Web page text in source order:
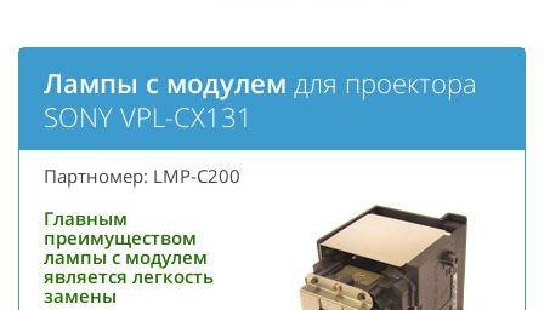
Лампы с модулем для проектора
SONY VPL-CX131
Партномер: LMP-C200
Главным
преимуществом
лампы с модулем
является легкость
замены